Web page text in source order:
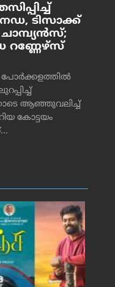
ടിസാക്ക്
റണ്ണേഴ്‌സ്
പോര്‍ക്കളത്തില്‍
ആഞ്ഞുവലിച്ച്
കോട്ടയം